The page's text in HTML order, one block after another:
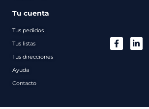
Tu cuenta
Tus pedidos
Tus listas
Tus direcciones
Ayuda
Contacto